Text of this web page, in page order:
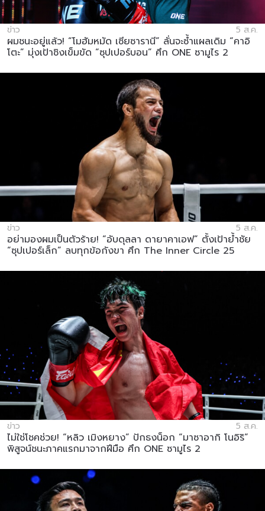
ข่าว 5 ส.ค.
ผมชนะอยู่แล้ว! “โมฮัมหมัด เซียซารานี” ลั่นจะซ้ำแผลเดิม “คาอิ
โตะ” มุ่งเป้าชิงเข็มขัด “ซุปเปอร์บอน” ศึก ONE ซามูไร 2
ข่าว 5 ส.ค.
อย่ามองผมเป็นตัวร้าย! “อับดุลลา ดายาคาเอฟ” ตั้งเป้าย้ำชัย
“ซุปเปอร์เล็ก” ลบทุกข้อกังขา ศึก The Inner Circle 25
ข่าว 5 ส.ค.
ไม่ใช่โชคช่วย! “หลิว เมิงหยาง” ปักธงน็อก “มาซาอากิ โนอิริ”
พิสูจน์ชนะภาคแรกมาจากฝีมือ ศึก ONE ซามูไร 2